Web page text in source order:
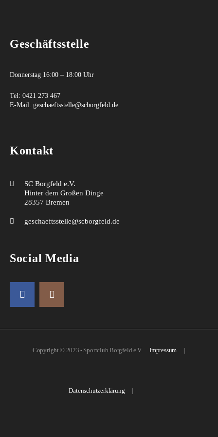
Geschäftsstelle
Donnerstag 16:00 – 18:00 Uhr
Tel: 0421 273 467
E-Mail: geschaeftsstelle@scborgfeld.de
Kontakt
SC Borgfeld e.V.
Hinter dem Großen Dinge
28357 Bremen
geschaeftsstelle@scborgfeld.de
Social Media
Copyright © 2023 - Sportclub Borgfeld e.V. Impressum |
Datenschutzerklärung |